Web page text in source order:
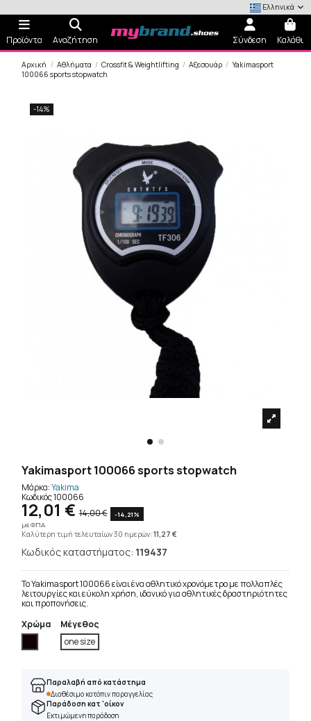
Ελληνικά
Προϊόντα Αναζήτηση Σύνδεση Καλάθι
Αρχική Αθλήματα Crossfit & Weightlifting Αξεσουάρ
Yakimasport
100066 sports stopwatch
-14%
Yakimasport 100066 sports stopwatch
Μάρκα: Yakima
Κωδικός100066
12,01 € 14,00 €
-14,21%
με ΦΠΑ
Καλύτερη τιμή τελευταίων 30 ημερών:11,27 €
Κωδικός καταστήματος: 119437
Το Yakimasport 100066 είναι ένα αθλητικό χρονόμετρο με πολλαπλές
λειτουργίες και εύκολη χρήση, ιδανικό για αθλητικές δραστηριότητες
και προπονήσεις.
Χρώμα
Μέγεθος
one size
Παραλαβή από κατάστημα
Διαθέσιμο κατόπιν παραγγελίας
Παράδοση κατ 'οίκον
Εκτιμώμενη παράδοση